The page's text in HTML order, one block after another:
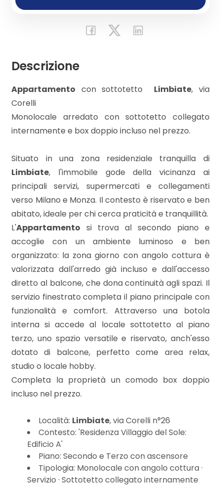
Descrizione
Appartamento con sottotetto  Limbiate, via
Corelli
Monolocale arredato con sottotetto collegato
internamente e box doppio incluso nel prezzo.
Situato in una zona residenziale tranquilla di
Limbiate, l'immobile gode della vicinanza ai
principali servizi, supermercati e collegamenti
verso Milano e Monza. Il contesto è riservato e ben
abitato, ideale per chi cerca praticità e tranquillità.
L'Appartamento si trova al secondo piano e
accoglie con un ambiente luminoso e ben
organizzato: la zona giorno con angolo cottura è
valorizzata dall'arredo già incluso e dall'accesso
diretto al balcone, che dona continuità agli spazi. Il
servizio finestrato completa il piano principale con
funzionalità e comfort. Attraverso una botola
interna si accede al locale sottotetto al piano
terzo, uno spazio versatile e riservato, anch'esso
dotato di balcone, perfetto come area relax,
studio o locale hobby.
Completa la proprietà un comodo box doppio
incluso nel prezzo.
Località: Limbiate, via Corelli n°26
Contesto: 'Residenza Villaggio del Sole:
Edificio A'
Piano: Secondo e Terzo con ascensore
Tipologia: Monolocale con angolo cottura ·
Servizio · Sottotetto collegato internamente
Totale
Locali
minimi
Qualsiasi
1
2
3
4
5+
Bagni